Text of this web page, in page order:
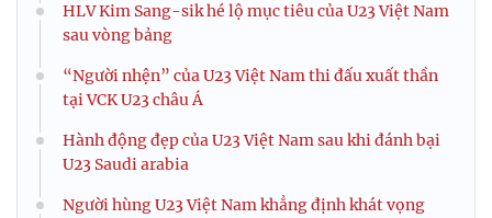
HLV Kim Sang-sik hé lộ mục tiêu của U23 Việt Nam
sau vòng bảng
“Người nhện” của U23 Việt Nam thi đấu xuất thần
tại VCK U23 châu Á
Hành động đẹp của U23 Việt Nam sau khi đánh bại
U23 Saudi arabia
Người hùng U23 Việt Nam khẳng định khát vọng